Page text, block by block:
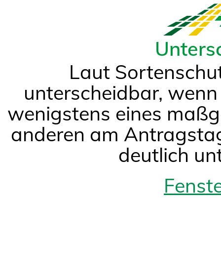
Laut
unterscheidbar,
wenigstens eines
anderen am
deutlich